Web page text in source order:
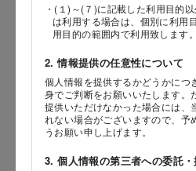
・(１)～(７)に記載した利用目的
は利用する場合は、個別に利用
用目的の範囲内で利用致します。
2. 情報提供の任意性について
個人情報を提供するかどうかにつ
身でご判断をお願いいたします。
提供いただけなかった場合には、
れない場合がございますので、予
うお願い申し上げます。
3. 個人情報の第三者への委託
番地以降